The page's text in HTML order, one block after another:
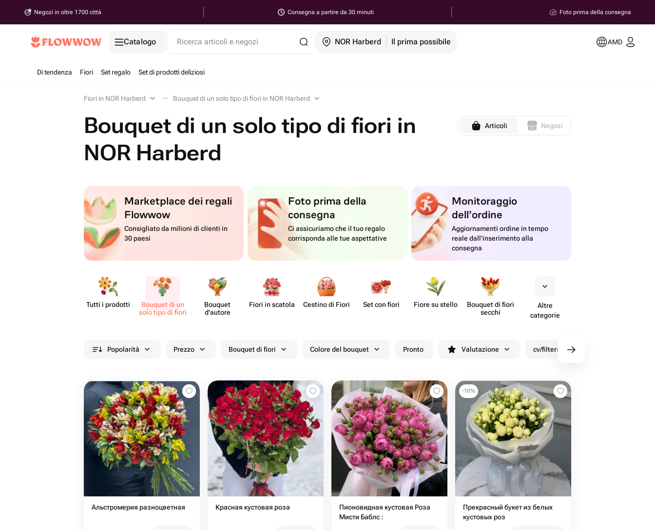
Negozi in oltre 1700 città Consegna a partire da 30 minuti Foto prima della consegna
Catalogo Ricerca articoli e negozi NOR Harberd Il prima possibile AMD
Di tendenza Fiori Set regalo Set di prodotti deliziosi
Fiori in NOR Harberd Bouquet di un solo tipo di fiori in NOR Harberd
Bouquet di un solo tipo di fiori in
NOR Harberd
Articoli Negozi
Marketplace dei regali
Flowwow
Consigliato da milioni di clienti in
30 paesi
Foto prima della
consegna
Ci assicuriamo che il tuo regalo
corrisponda alle tue aspettative
Monitoraggio
dell’ordine
Aggiornamenti ordine in tempo
reale dall’inserimento alla
consegna
Tutti i prodotti
Bouquet di un
solo tipo di fiori
Bouquet
d'autore
Fiori in scatola Cestino di Fiori Set con fiori Fiore su stello
Bouquet di fiori
secchi
Altre
categorie
Popolarità Prezzo Bouquet di fiori Colore del bouquet Pronto Valutazione cv/filters/name_fast_delivery
Альстромерия разноцветная Красная кустовая роза
Пионовидная кустовая Роза
Мисти Баблс :
-10%
Прекрасный букет из белых
кустовых роз